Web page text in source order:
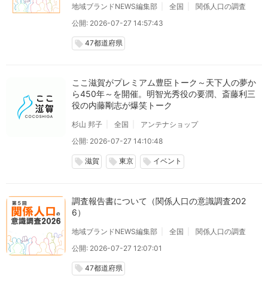
地域ブランドNEWS編集部 全国
関係人口の調査
公開: 2026-07-27 14:57:43
local_offer 47都道府県
ここ滋賀がプレミアム豊臣トーク～天下人の夢か
ら450年～を開催。明智光秀役の要潤、斎藤利三
役の内藤剛志が爆笑トーク
杉山 邦子 全国
アンテナショップ
公開: 2026-07-27 14:10:48
local_offer 滋賀 local_offer 東京 local_offer イベント
調査報告書について（関係人口の意識調査202
6）
地域ブランドNEWS編集部 全国
関係人口の調査
公開: 2026-07-27 12:07:01
local_offer 47都道府県